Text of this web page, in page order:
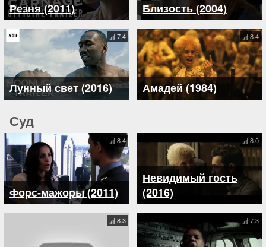
Резня (2011) Близость (2004)
Лунный свет (2016)
7.4
Амадей (1984)
8.4
Суд
Форс-мажоры (2011)
8.4
Невидимый гость
(2016)
8.0
8.3 7.3